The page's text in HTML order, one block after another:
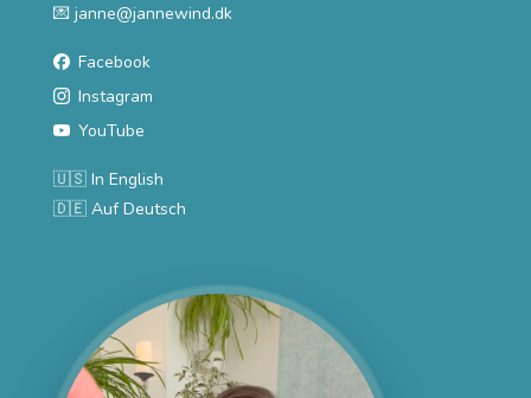
💌 janne@jannewind.dk
Facebook
Instagram
YouTube
🇺🇸 In English
🇩🇪 Auf Deutsch